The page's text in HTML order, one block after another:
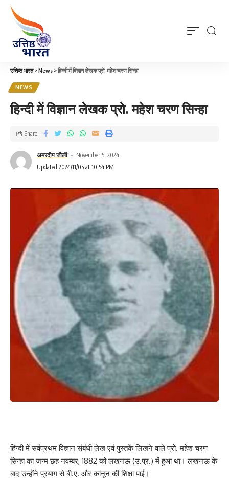
उत्तिष्ठ भारत>News >हिन्दी में विज्ञान लेखक प्रो. महेश चरण सिन्हा
NEWS
हिन्दी में विज्ञान लेखक प्रो. महेश चरण सिन्हा
अमरदीप जौली
November 5, 2024
Updated 2024/11/05 at 10:54 PM
Share
हिन्दी में सर्वप्रथम विज्ञान संबंधी लेख एवं पुस्तकें लिखने वाले प्रो. महेश चरण
सिन्हा का जन्म छह नवम्बर, 1882 को लखनऊ (उ.प्र.) में हुआ था। लखनऊ के
बाद उन्होंने प्रयाग से बी.ए. और कानून की शिक्षा पाई।